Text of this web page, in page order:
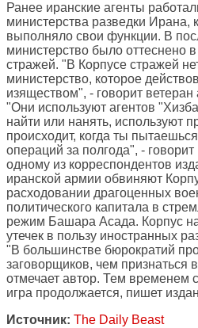
Ранее иранские агенты
министерства разведки Ирана,
выполняло свои функции. В
министерство было оттеснено
стражей. "В Корпусе стражей
министерство, которое
изяществом", - говорит
"Они используют агентов
найти или нанять, используют
происходит, когда ты
операций за полгода", -
одному из корреспондентов
иранской армии обвиняют
расходовании драгоценных
политического капитала в
режим Башара Асада. Корпус
утечек в пользу иностранных
"В большинстве бюрократий
заговорщиков, чем признаться
отмечает автор. Тем временем
игра продолжается, пишет
Источник: The Daily Beast